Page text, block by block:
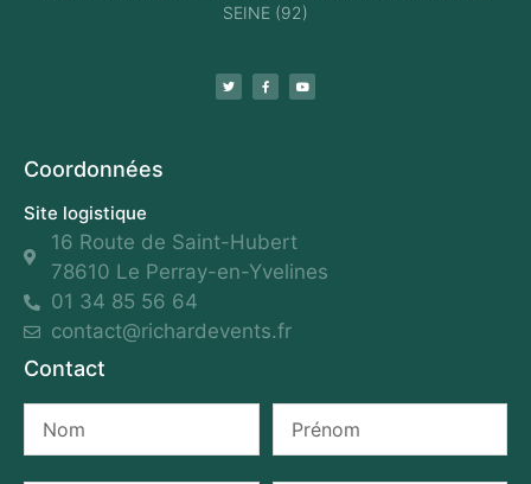
SEINE (92)
Coordonnées
Site logistique
16 Route de Saint-Hubert
78610 Le Perray-en-Yvelines
01 34 85 56 64
contact@richardevents.fr
Contact